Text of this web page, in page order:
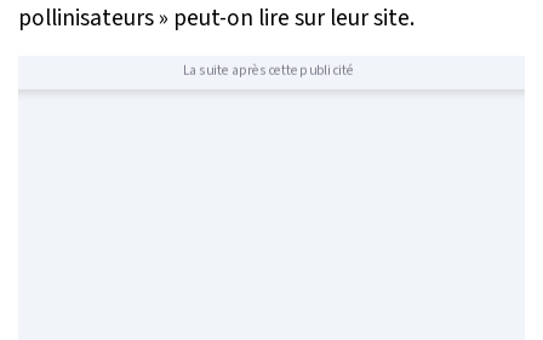
pollinisateurs » peut-on lire sur leur site.
La suite après cette publicité